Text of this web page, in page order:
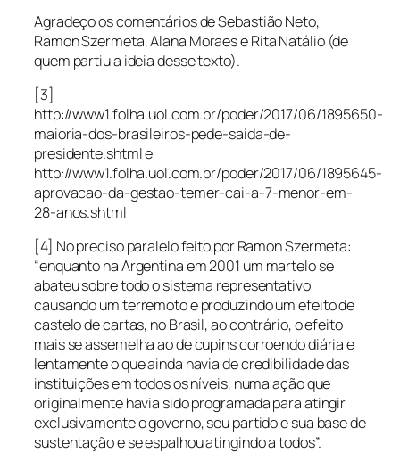
Agradeço os comentários de Sebastião Neto,
Ramon Szermeta, Alana Moraes e Rita Natálio (de
quem partiu a ideia desse texto).
[3]
http://www1.folha.uol.com.br/poder/2017/06/1895650-
maioria-dos-brasileiros-pede-saida-de-
presidente.shtml e
http://www1.folha.uol.com.br/poder/2017/06/1895645-
aprovacao-da-gestao-temer-cai-a-7-menor-em-
28-anos.shtml
[4] No preciso paralelo feito por Ramon Szermeta:
“enquanto na Argentina em 2001 um martelo se
abateu sobre todo o sistema representativo
causando um terremoto e produzindo um efeito de
castelo de cartas, no Brasil, ao contrário, o efeito
mais se assemelha ao de cupins corroendo diária e
lentamente o que ainda havia de credibilidade das
instituições em todos os níveis, numa ação que
originalmente havia sido programada para atingir
exclusivamente o governo, seu partido e sua base de
sustentação e se espalhou atingindo a todos”.